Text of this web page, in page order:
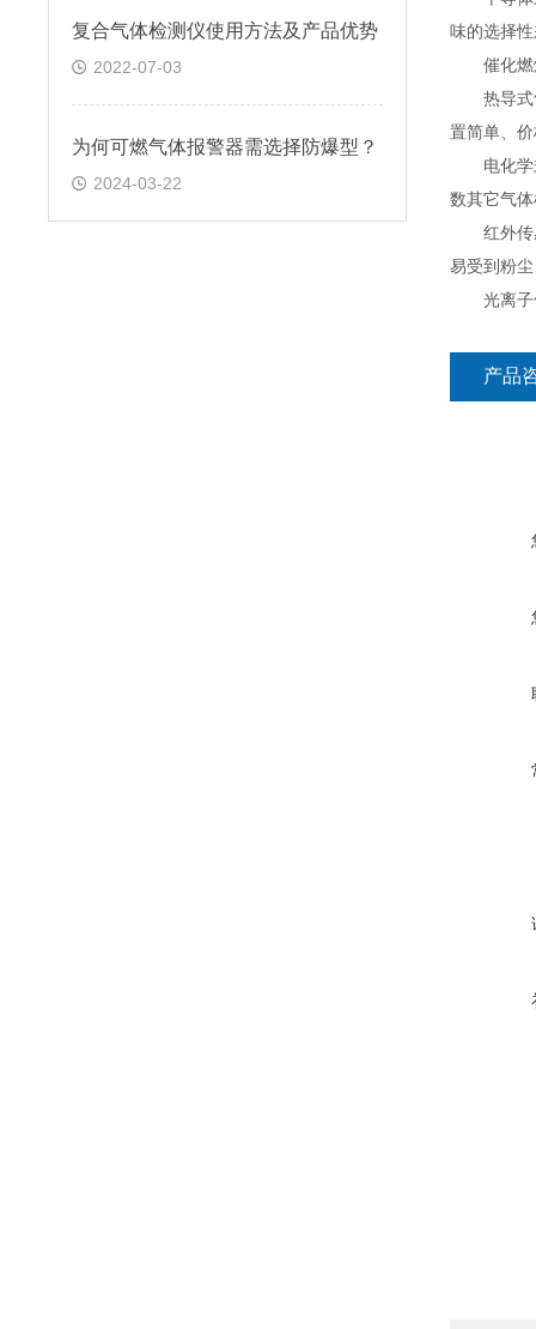
复合气体检测仪使用方法及产品优势
2022-07-03
为何可燃气体报警器需选择防爆型？
2024-03-22
味的选择
催化燃烧
热导式气
置简单、
电化学式
数其它气
红外传感
易受到粉
光离子传
产品